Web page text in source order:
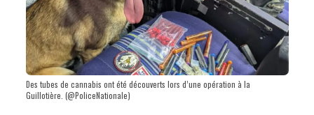
Des tubes de cannabis ont été découverts lors d’une opération à la
Guillotière. (@PoliceNationale)